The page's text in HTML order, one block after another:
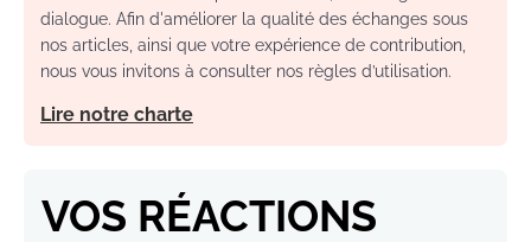
dialogue. Afin d'améliorer la qualité des échanges sous
nos articles, ainsi que votre expérience de contribution,
nous vous invitons à consulter nos règles d’utilisation.
Lire notre charte
VOS RÉACTIONS